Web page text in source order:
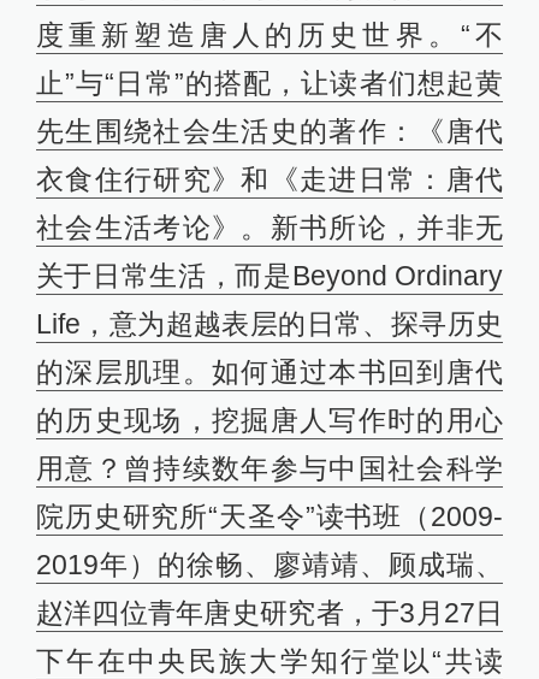
度重新塑造唐人的历史世界。“不
止”与“日常”的搭配，让读者们想起黄
先生围绕社会生活史的著作：《唐代
衣食住行研究》和《走进日常：唐代
社会生活考论》。新书所论，并非无
关于日常生活，而是Beyond Ordinary
Life，意为超越表层的日常、探寻历史
的深层肌理。如何通过本书回到唐代
的历史现场，挖掘唐人写作时的用心
用意？曾持续数年参与中国社会科学
院历史研究所“天圣令”读书班（2009-
2019年）的徐畅、廖靖靖、顾成瑞、
赵洋四位青年唐史研究者，于3月27日
下午在中央民族大学知行堂以“共读